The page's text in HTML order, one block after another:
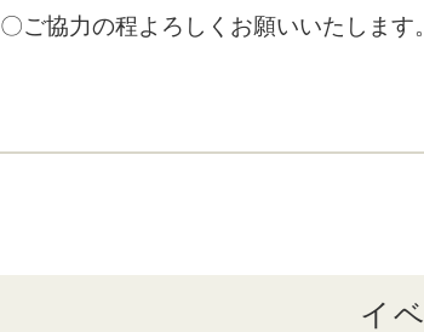
〇ご協力の程よろしくお願いいたします。
イ